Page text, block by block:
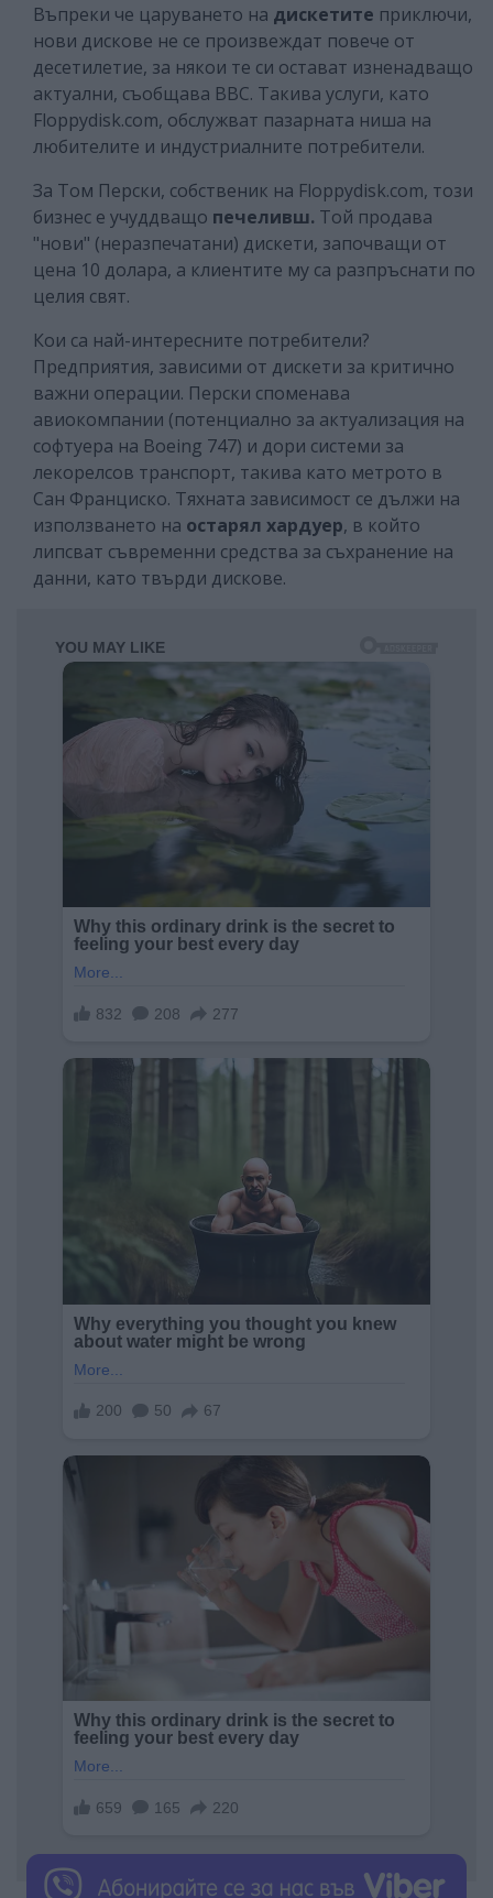
Въпреки че царуването на дискетите приключи,
нови дискове не се произвеждат повече от
десетилетие, за някои те си остават изненадващо
актуални, съобщава BBC. Такива услуги, като
Floppydisk.com, обслужват пазарната ниша на
любителите и индустриалните потребители.
За Том Перски, собственик на Floppydisk.com, този
бизнес е учуддващо печеливш. Той продава
"нови" (неразпечатани) дискети, започващи от
цена 10 долара, а клиентите му са разпръснати по
целия свят.
Кои са най-интересните потребители?
Предприятия, зависими от дискети за критично
важни операции. Перски споменава
авиокомпании (потенциално за актуализация на
софтуера на Boeing 747) и дори системи за
лекорелсов транспорт, такива като метрото в
Сан Франциско. Тяхната зависимост се дължи на
използването на остарял хардуер, в който
липсват съвременни средства за съхранение на
данни, като твърди дискове.